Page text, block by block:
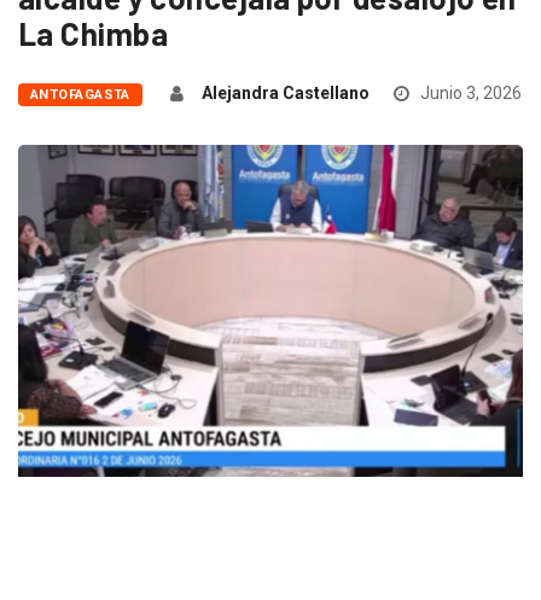
La Chimba
ANTOFAGASTA Alejandra Castellano Junio 3, 2026